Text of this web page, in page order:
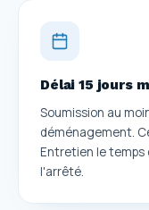
Délai 15 jours
Soumission au
déménagement.
Entretien le temps
l'arrêté.